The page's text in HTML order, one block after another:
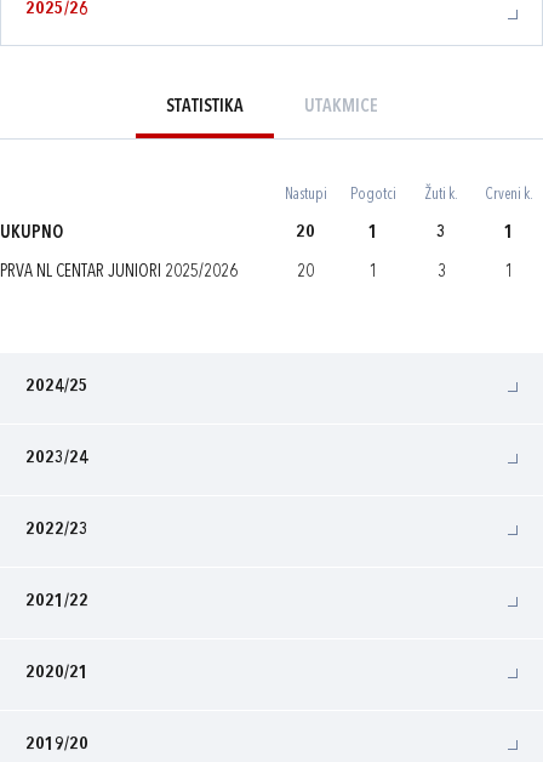
2025/26
STATISTIKA UTAKMICE
Nastupi Pogotci Žuti k. Crveni k.
UKUPNO 20 1 3 1
PRVA NL CENTAR JUNIORI 2025/2026 20 1 3 1
2024/25
2023/24
2022/23
2021/22
2020/21
2019/20